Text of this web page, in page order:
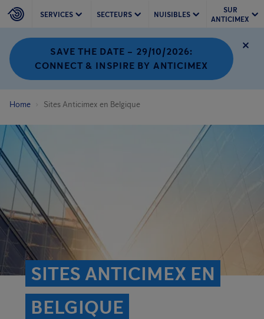
SERVICES SECTEURS NUISIBLES
SUR
ANTICIMEX
SAVE THE DATE – 29/10/2026:
CONNECT & INSPIRE BY ANTICIMEX
Home Sites Anticimex en Belgique
SITES ANTICIMEX EN
BELGIQUE